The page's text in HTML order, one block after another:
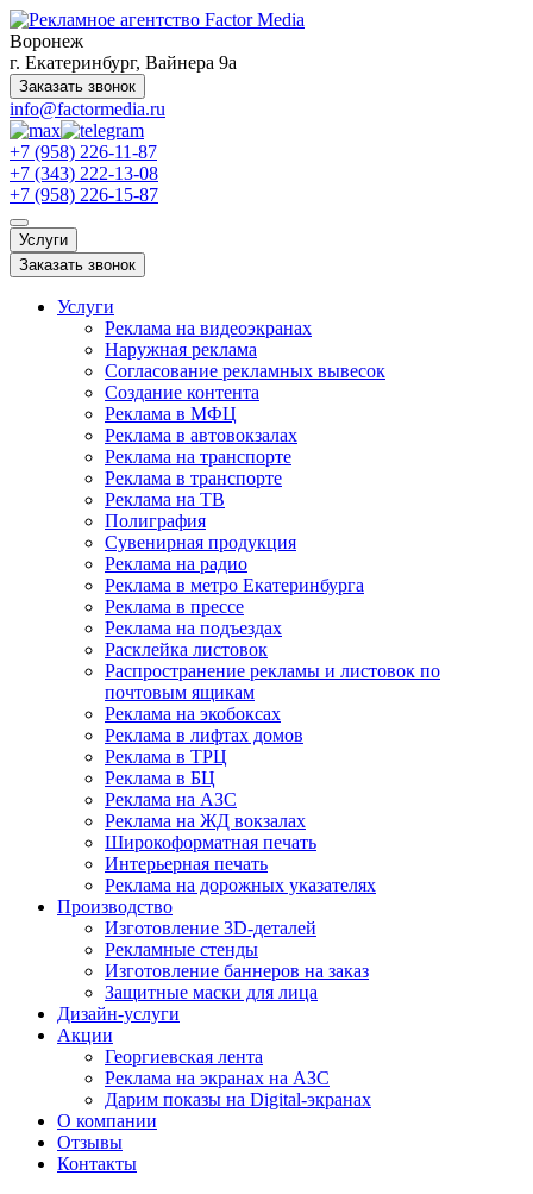
Воронеж
г. Екатеринбург, Вайнера 9а
Заказать звонок
info@factormedia.ru
+7 (958) 226-11-87
+7 (343) 222-13-08
+7 (958) 226-15-87
Услуги
Заказать звонок
Услуги
Реклама на видеоэкранах
Наружная реклама
Согласование рекламных вывесок
Создание контента
Реклама в МФЦ
Реклама в автовокзалах
Реклама на транспорте
Реклама в транспорте
Реклама на ТВ
Полиграфия
Сувенирная продукция
Реклама на радио
Реклама в метро Екатеринбурга
Реклама в прессе
Реклама на подъездах
Расклейка листовок
Распространение рекламы и листовок по
почтовым ящикам
Реклама на экобоксах
Реклама в лифтах домов
Реклама в ТРЦ
Реклама в БЦ
Реклама на АЗС
Реклама на ЖД вокзалах
Широкоформатная печать
Интерьерная печать
Реклама на дорожных указателях
Производство
Изготовление 3D-деталей
Рекламные стенды
Изготовление баннеров на заказ
Защитные маски для лица
Дизайн-услуги
Акции
Георгиевская лента
Реклама на экранах на АЗС
Дарим показы на Digital-экранах
О компании
Отзывы
Контакты